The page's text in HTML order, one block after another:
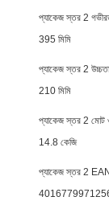
প্যাকেজ স্তর 2
395 মিমি
প্যাকেজ স্তর 2
210 মিমি
প্যাকেজ স্তর 2 মোট
14.8 কেজি
প্যাকেজ স্তর 2